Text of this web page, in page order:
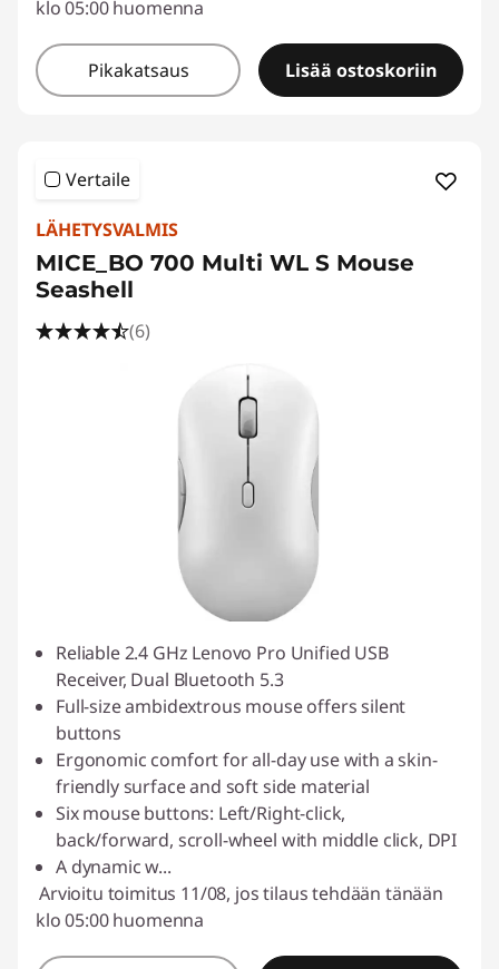
klo 05:00 huomenna
Pikakatsaus Lisää ostoskoriin
Vertaile
LÄHETYSVALMIS
MICE_BO 700 Multi WL S Mouse
Seashell
(6)
Reliable 2.4 GHz Lenovo Pro Unified USB
Receiver, Dual Bluetooth 5.3
Full-size ambidextrous mouse offers silent
buttons
Ergonomic comfort for all-day use with a skin-
friendly surface and soft side material
Six mouse buttons: Left/Right-click,
back/forward, scroll-wheel with middle click, DPI
A dynamic w...
Arvioitu toimitus 11/08, jos tilaus tehdään tänään
klo 05:00 huomenna